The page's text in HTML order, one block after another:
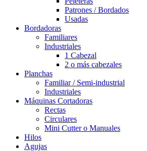
Patrones / Bordados
Usadas
Bordadoras
Familiares
Industriales
1 Cabezal
2 o más cabezales
Planchas
Familiar / Semi-industrial
Industriales
Máquinas Cortadoras
Rectas
Circulares
Mini Cutter o Manuales
Hilos
Agujas